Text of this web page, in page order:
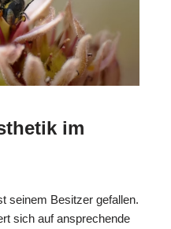
im
seinem Besitzer gefallen.
sich auf ansprechende